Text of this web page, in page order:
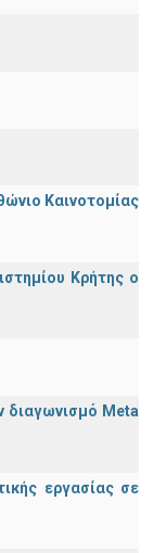
Καινοτομίας
Κρήτης ο
διαγωνισμό Meta
εργασίας σε